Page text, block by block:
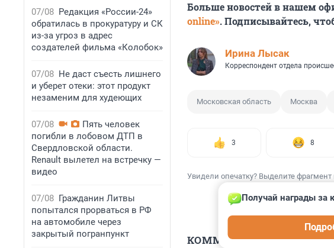
07/08 Редакция «России-24»
обратилась в прокуратуру и СК
из-за угроз в адрес
создателей фильма «Колобок»
07/08 Не даст съесть лишнего
и уберет отеки: этот продукт
незаменим для худеющих
07/08
Пять человек
погибли в лобовом ДТП в
Свердловской области.
Renault вылетел на встречку —
видео
07/08 Гражданин Литвы
попытался прорваться в РФ
на автомобиле через
закрытый погранпункт
Больше новостей в нашем
online». Подписывайтесь,
Ирина Лысак
Корреспондент отдела
Московская область Москва
3 8
Увидели опечатку? Выделите
КОММЕНТАРИИ 14
Получай награды за